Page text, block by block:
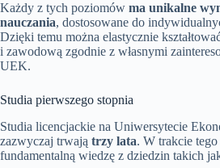
Każdy z tych poziomów ma unikalne
nauczania, dostosowane do
Dzięki temu można elastycznie
i zawodową zgodnie z własnymi
UEK.
Studia pierwszego stopnia
Studia licencjackie na Uniwersytecie
zazwyczaj trwają trzy lata. W trakcie
fundamentalną wiedzę z dziedzin takich